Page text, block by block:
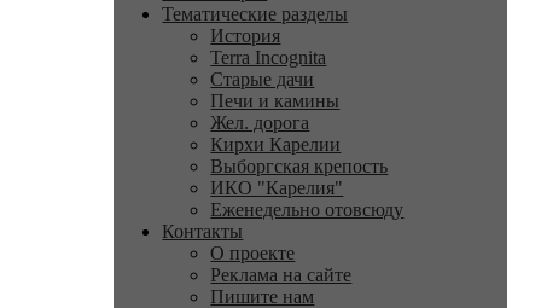
Тематические разделы
История
Terra Incognita
Старые дачи
Печи и камины
Жел. дорога
Кирхи Карелии
Выборгская крепость
ИКО "Карелия"
Еженедельно отовсюду
Контакты
О проекте
Реклама на сайте
Пишите нам